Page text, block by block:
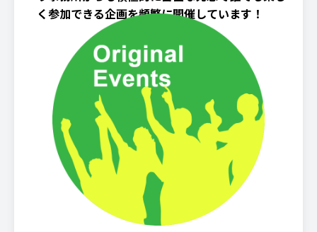
く参加できる企画を頻繁に開催しています！